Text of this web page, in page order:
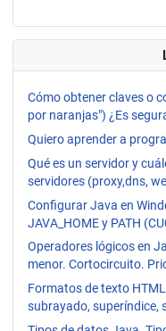
Cómo obtener claves o
por naranjas") ¿Es
Quiero aprender a
Qué es un servidor y
servidores (proxy,dns,
Configurar Java en
JAVA_HOME y PATH
Operadores lógicos en
menor. Cortocircuito.
Formatos de texto
subrayado, superíndice,